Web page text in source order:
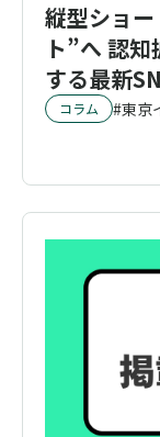
縦型ショ
ト”へ 認
する最新
コラム
東京